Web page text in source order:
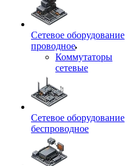
Сетевое оборудование
проводное
Коммутаторы
сетевые
Сетевое оборудование
беспроводное